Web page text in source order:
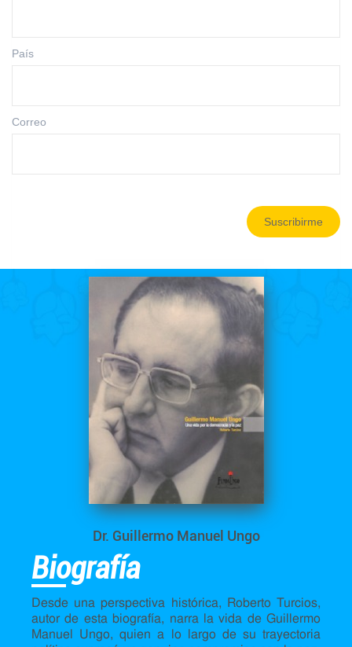
País
Correo
Suscribirme
Dr. Guillermo Manuel Ungo
Biografía
Desde una perspectiva histórica, Roberto Turcios,
autor de esta biografía, narra la vida de Guillermo
Manuel Ungo, quien a lo largo de su trayectoria